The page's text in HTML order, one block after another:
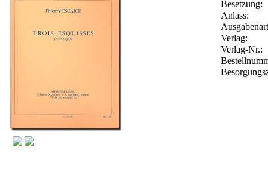
Besetzung:
Anlass:
Verlag:
Verlag-Nr.: